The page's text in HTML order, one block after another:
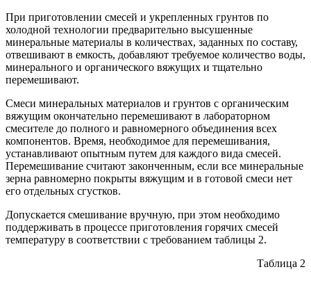
При приготовлении смесей и укрепленных грунтов по
холодной технологии предварительно высушенные
минеральные материалы в количествах, заданных по составу,
отвешивают в емкость, добавляют требуемое количество воды,
минерального и органического вяжущих и тщательно
перемешивают.
Смеси минеральных материалов и грунтов с органическим
вяжущим окончательно перемешивают в лабораторном
смесителе до полного и равномерного объединения всех
компонентов. Время, необходимое для перемешивания,
устанавливают опытным путем для каждого вида смесей.
Перемешивание считают законченным, если все минеральные
зерна равномерно покрыты вяжущим и в готовой смеси нет
его отдельных сгустков.
Допускается смешивание вручную, при этом необходимо
поддерживать в процессе приготовления горячих смесей
температуру в соответствии с требованием таблицы 2.
Таблица 2